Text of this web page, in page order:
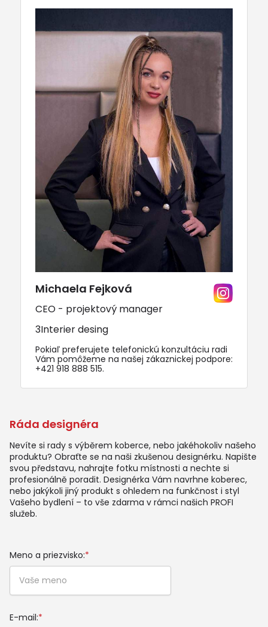
Ráda designéra
Nevíte si rady s výběrem koberce, nebo jakéhokoliv našeho
produktu? Obraťte se na naši zkušenou designérku. Napište
svou představu, nahrajte fotku místnosti a nechte si
profesionálně poradit. Designérka Vám navrhne koberec,
nebo jakýkoli jiný produkt s ohledem na funkčnost i styl
Vašeho bydlení – to vše zdarma v rámci našich PROFI
služeb.
Meno a priezvisko:*
E-mail:*
Michaela Fejková
CEO - projektový manager
3Interier desing
Pokiaľ preferujete telefonickú konzultáciu radi
Vám pomôžeme na našej zákaznickej podpore:
+421 918 888 515.